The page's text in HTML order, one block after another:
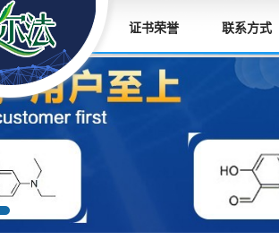
证书荣誉 联系方式